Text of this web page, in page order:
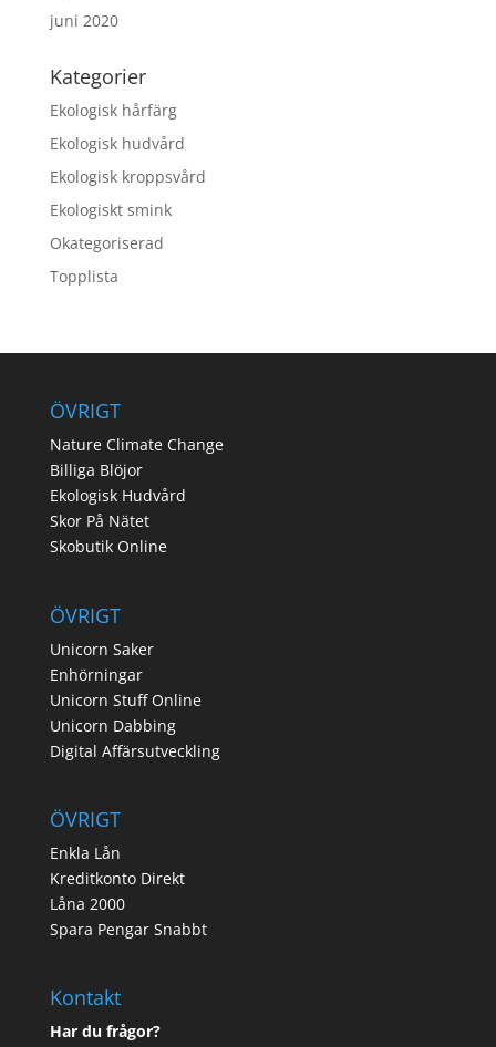
juni 2020
Kategorier
Ekologisk hårfärg
Ekologisk hudvård
Ekologisk kroppsvård
Ekologiskt smink
Okategoriserad
Topplista
ÖVRIGT
Nature Climate Change
Billiga Blöjor
Ekologisk Hudvård
Skor På Nätet
Skobutik Online
ÖVRIGT
Unicorn Saker
Enhörningar
Unicorn Stuff Online
Unicorn Dabbing
Digital Affärsutveckling
ÖVRIGT
Enkla Lån
Kreditkonto Direkt
Låna 2000
Spara Pengar Snabbt
Kontakt
Har du frågor?